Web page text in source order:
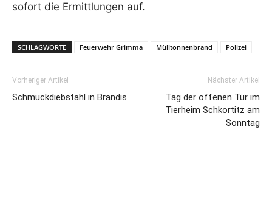
sofort die Ermittlungen auf.
SCHLAGWORTE Feuerwehr Grimma Mülltonnenbrand Polizei
Vorheriger Artikel
Schmuckdiebstahl in Brandis
Nächster Artikel
Tag der offenen Tür im
Tierheim Schkortitz am
Sonntag